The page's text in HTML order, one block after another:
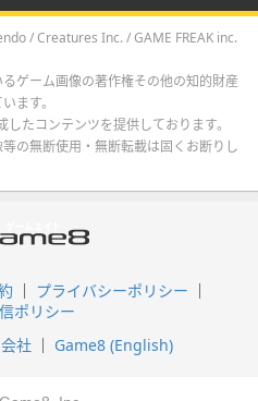
/ Creatures Inc. / GAME FREAK inc.
ゲーム画像の著作権その他の知的財産
ます。
たコンテンツを提供しております。
の無断使用・無断転載は固くお断りし
プライバシーポリシー
ポリシー
社 Game8 (English)